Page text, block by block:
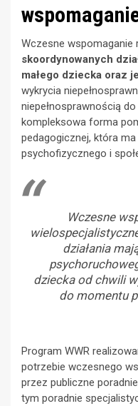
Wczesne wspomaganie
skoordynowanych
małego dziecka oraz
wykrycia
niepełnosprawnością
kompleksowa forma
pedagogicznej, która
psychofizycznego i
Wczesne
działania
dziecka od chwili
do momentu
Program WWR
potrzebie wczesnego
przez publiczne
tym poradnie